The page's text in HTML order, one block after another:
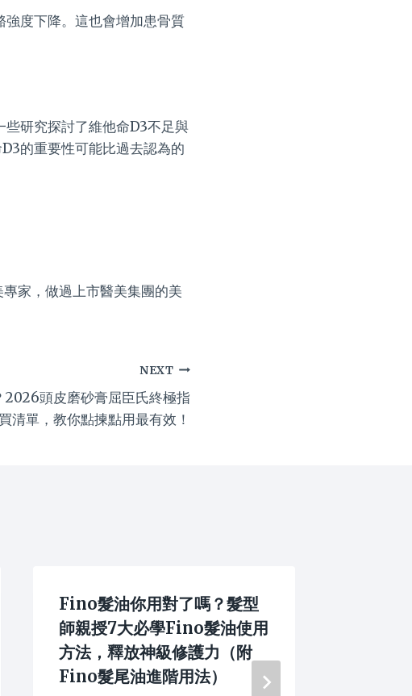
度下降。這也會增加患骨質
研究探討了維他命D3不足與
的重要性可能比過去認為的
家，做過上市醫美集團的美
NEXT
2026頭皮磨砂膏屈臣氏終極指
清單，教你點揀點用最有效！
Fino髮油你用對了嗎？髮型
師親授7大必學Fino髮油使用
方法，釋放神級修護力（附
Fino髮尾油進階用法）